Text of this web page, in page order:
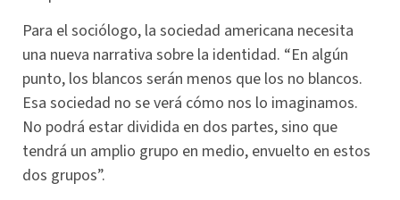
Para el sociólogo, la sociedad americana necesita
una nueva narrativa sobre la identidad. “En algún
punto, los blancos serán menos que los no blancos.
Esa sociedad no se verá cómo nos lo imaginamos.
No podrá estar dividida en dos partes, sino que
tendrá un amplio grupo en medio, envuelto en estos
dos grupos”.